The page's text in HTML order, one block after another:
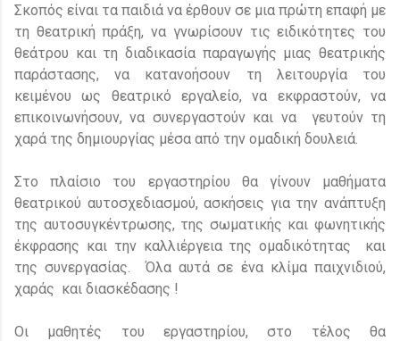
Σκοπός είναι τα παιδιά να έρθουν σε μια πρώτη επαφή με
τη θεατρική πράξη, να γνωρίσουν τις ειδικότητες του
θεάτρου και τη διαδικασία παραγωγής μιας θεατρικής
παράστασης, να κατανοήσουν τη λειτουργία του
κειμένου ως θεατρικό εργαλείο, να εκφραστούν, να
επικοινωνήσουν, να συνεργαστούν και να
γευτούν τη
χαρά της δημιουργίας μέσα από την ομαδική δουλειά.
Στο πλαίσιο του εργαστηρίου θα γίνουν μαθήματα
θεατρικού αυτοσχεδιασμού, ασκήσεις για την ανάπτυξη
της αυτοσυγκέντρωσης, της σωματικής και φωνητικής
έκφρασης και την καλλιέργεια της ομαδικότητας και
της συνεργασίας. Όλα αυτά σε ένα κλίμα παιχνιδιού,
χαράς και διασκέδασης !
Οι μαθητές του εργαστηρίου, στο τέλος θα